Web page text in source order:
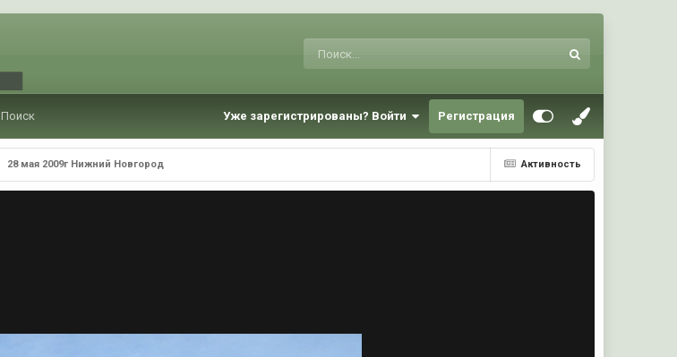
Поиск Уже зарегистрированы? Войти Регистрация
Активность
28 мая 2009г Нижний Новгород